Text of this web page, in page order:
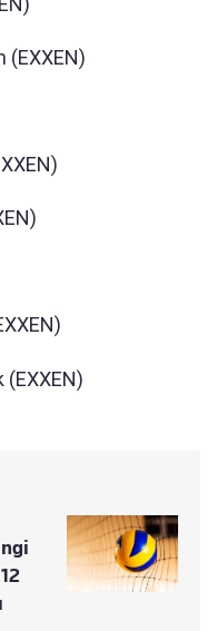
(EXXEN)
(EXXEN)